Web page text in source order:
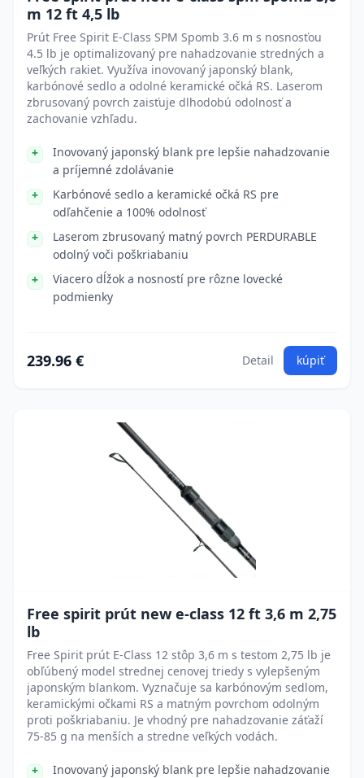
m 12 ft 4,5 lb
Prút Free Spirit E-Class SPM Spomb 3.6 m s nosnosťou
4.5 lb je optimalizovaný pre nahadzovanie stredných a
veľkých rakiet. Využíva inovovaný japonský blank,
karbónové sedlo a odolné keramické očká RS. Laserom
zbrusovaný povrch zaisťuje dlhodobú odolnosť a
zachovanie vzhľadu.
Inovovaný japonský blank pre lepšie nahadzovanie
a príjemné zdolávanie
Karbónové sedlo a keramické očká RS pre
odľahčenie a 100% odolnosť
Laserom zbrusovaný matný povrch PERDURABLE
odolný voči poškriabaniu
Viacero dĺžok a nosností pre rôzne lovecké
podmienky
239.96 € Detail kúpiť
Free spirit prút new e-class 12 ft 3,6 m 2,75
lb
Free Spirit prút E-Class 12 stôp 3,6 m s testom 2,75 lb je
obľúbený model strednej cenovej triedy s vylepšeným
japonským blankom. Vyznačuje sa karbónovým sedlom,
keramickými očkami RS a matným povrchom odolným
proti poškriabaniu. Je vhodný pre nahadzovanie záťaží
75-85 g na menších a stredne veľkých vodách.
Inovovaný japonský blank pre lepšie nahadzovanie